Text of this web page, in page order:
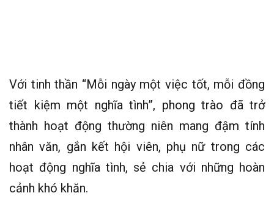
Với tinh thần “Mỗi ngày một việc tốt, mỗi đồng
tiết kiệm một nghĩa tình”, phong trào đã trở
thành hoạt động thường niên mang đậm tính
nhân văn, gắn kết hội viên, phụ nữ trong các
hoạt động nghĩa tình, sẻ chia với những hoàn
cảnh khó khăn.